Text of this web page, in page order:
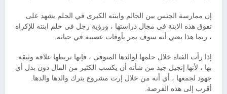
إن ممارسة الجنس بين الحالم وابنته الكبرى في الحلم يشهد على
تفوق هذه الابنة في مجال دراستها ، ورؤية رجل في حلم ابنته للإكراه
، ربما هذا يعني أنه سوف يمر بأوقات عصيبة في حياته.
إذا رأت الفتاة خلال حلمها لوالدها المتوفى ، فإنها تربطها علاقة وثيقة
بها ، لأنها إنجيل جيد من شأنه أن يكسب الكثير من المال دون بذل أي
جهود لجمعها ، أي أنه من خلال إرث مشروع يترك والدها والدها.
أقرب إلى هذه الفرصة.